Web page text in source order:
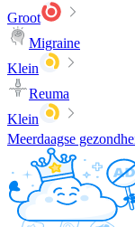
Groot
Migraine
Klein
Reuma
Klein
Meerdaagse